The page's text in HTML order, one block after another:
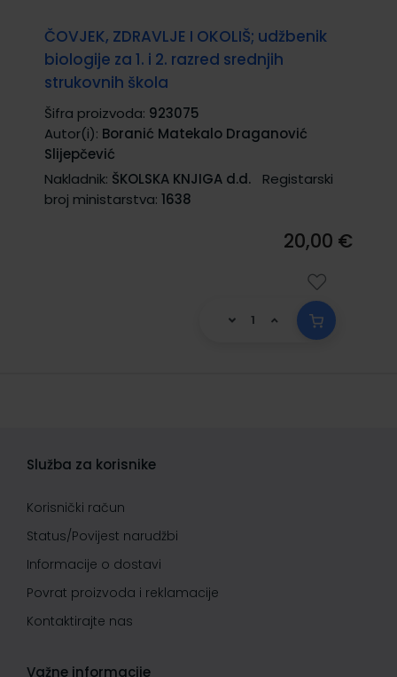
ČOVJEK, ZDRAVLJE I OKOLIŠ; udžbenik
biologije za 1. i 2. razred srednjih
strukovnih škola
Šifra proizvoda: 923075
Autor(i): Boranić Matekalo Draganović
Slijepčević
Nakladnik: ŠKOLSKA KNJIGA d.d.
Registarski
broj ministarstva: 1638
20,00 €
Služba za korisnike
Korisnički račun
Status/Povijest narudžbi
Informacije o dostavi
Povrat proizvoda i reklamacije
Kontaktirajte nas
Važne informacije